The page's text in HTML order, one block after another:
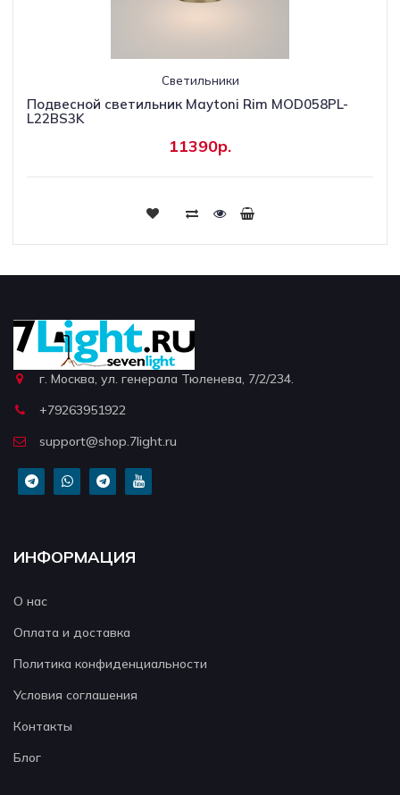
Светильники
Подвесной светильник Maytoni Rim MOD058PL-
L22BS3K
11390р.
г. Москва, ул. генерала Тюленева, 7/2/234.
+79263951922
support@shop.7light.ru
ИНФОРМАЦИЯ
О нас
Оплата и доставка
Политика конфиденциальности
Условия соглашения
Контакты
Блог